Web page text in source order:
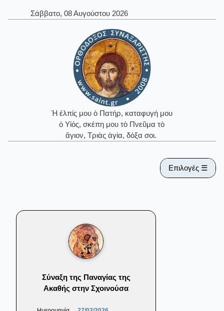
Σάββατο, 08 Αυγούστου 2026
Ἡ ἐλπίς μου ὁ Πατήρ, καταφυγή μου
ὁ Υἱός, σκέπη μου τὸ Πνεῦμα τὸ
ἅγιον, Τριὰς ἁγία, δόξα σοι.
Επιλογές ☰
Σύναξη της Παναγίας της
Ακαθής στην Σχοινούσα